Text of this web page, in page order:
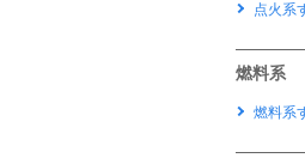
点火系
燃料系
燃料系